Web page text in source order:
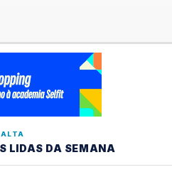
LIDAS DA SEMANA